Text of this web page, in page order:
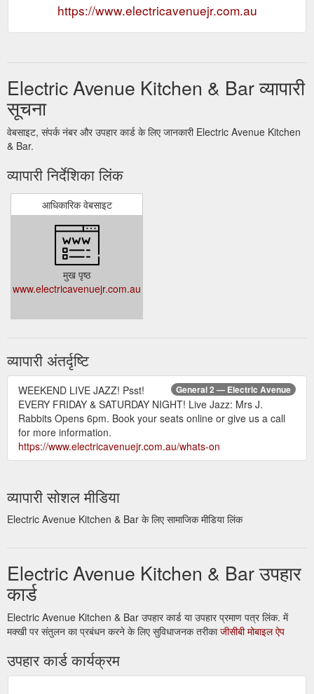
https://www.electricavenuejr.com.au
Electric Avenue Kitchen & Bar व्यापारी
सूचना
वेबसाइट, संपर्क नंबर और उपहार कार्ड के लिए जानकारी Electric Avenue Kitchen
& Bar.
व्यापारी निर्देशिका लिंक
आधिकारिक वेबसाइट
मुख पृष्ठ
www.electricavenuejr.com.au
व्यापारी अंतर्दृष्टि
General 2 — Electric Avenue
WEEKEND LIVE JAZZ! Psst!
EVERY FRIDAY & SATURDAY NIGHT! Live Jazz: Mrs J.
Rabbits Opens 6pm. Book your seats online or give us a call
for more information.
https://www.electricavenuejr.com.au/whats-on
व्यापारी सोशल मीडिया
Electric Avenue Kitchen & Bar के लिए सामाजिक मीडिया लिंक
Electric Avenue Kitchen & Bar उपहार
कार्ड
Electric Avenue Kitchen & Bar उपहार कार्ड या उपहार प्रमाण पत्र लिंक. में
मक्खी पर संतुलन का प्रबंधन करने के लिए सुविधाजनक तरीकाजीसीबी मोबाइल ऐप
उपहार कार्ड कार्यक्रम